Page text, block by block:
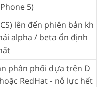
5)
lên đến phiên bản kh
alpha / beta ổn định
phân phối dựa trên D
RedHat - nỗ lực hết